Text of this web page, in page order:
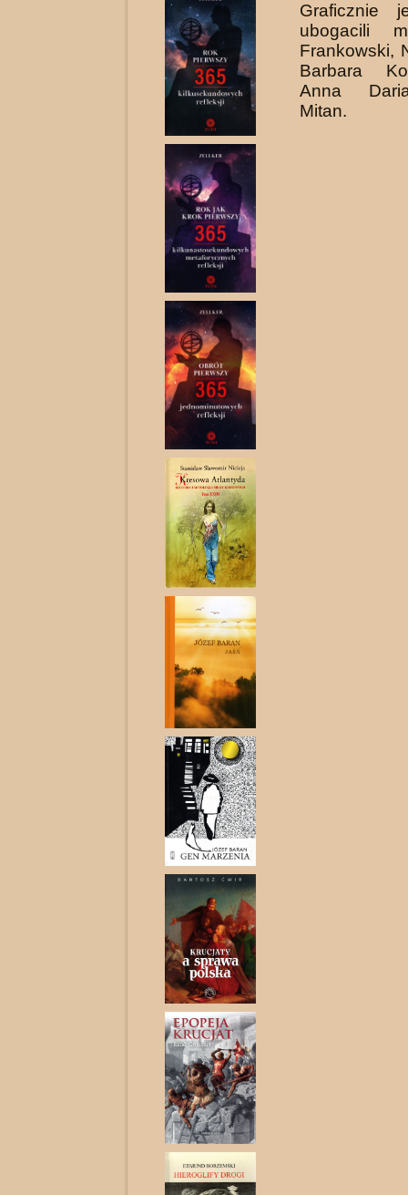
Graficznie
ubogacili
Frankowski,
Barbara
Anna
Mitan.